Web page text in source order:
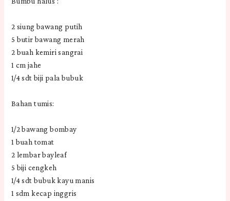
2 siung bawang putih
5 butir bawang merah
2 buah kemiri sangrai
1 cm jahe
1/4 sdt biji pala bubuk
Bahan tumis:
1/2 bawang bombay
1 buah tomat
2 lembar bayleaf
5 biji cengkeh
1/4 sdt bubuk kayu manis
1 sdm kecap inggris